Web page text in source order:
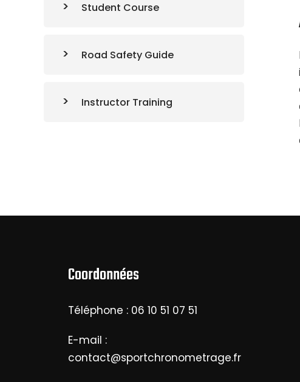
Student Course
Road Safety Guide
Instructor Training
Coordonnées
Téléphone : 06 10 51 07 51
E-mail :
contact@sportchronometrage.fr